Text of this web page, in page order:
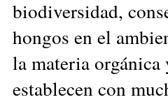
biodiversidad,
hongos en el
la materia
establecen con